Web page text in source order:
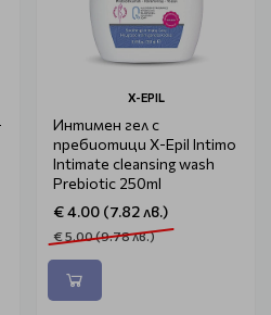
X-EPIL
Интимен гел с
пребиотици X-Epil Intimo
Intimate cleansing wash
Prebiotic 250ml
€ 4.00 (7.82 лв.)
€ 5.00 (9.78 лв.)